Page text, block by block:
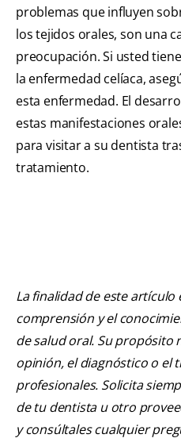
problemas que influyen
los tejidos orales, son una
preocupación. Si usted
la enfermedad celíaca,
esta enfermedad. El
estas manifestaciones
para visitar a su dentista
tratamiento.
La finalidad de este artículo
comprensión y el
de salud oral. Su propósito
opinión, el diagnóstico o el
profesionales. Solicita
de tu dentista u otro
y consúltales cualquier